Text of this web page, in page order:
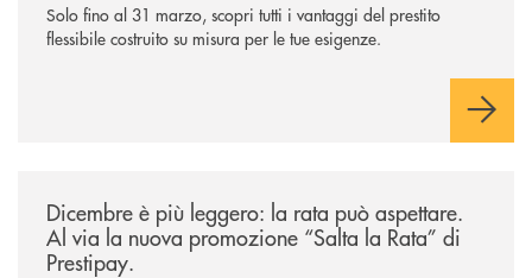
Solo fino al 31 marzo, scopri tutti i vantaggi del prestito
flessibile costruito su misura per le tue esigenze.
Dicembre è più leggero: la rata può aspettare.
Al via la nuova promozione “Salta la Rata” di
Prestipay.